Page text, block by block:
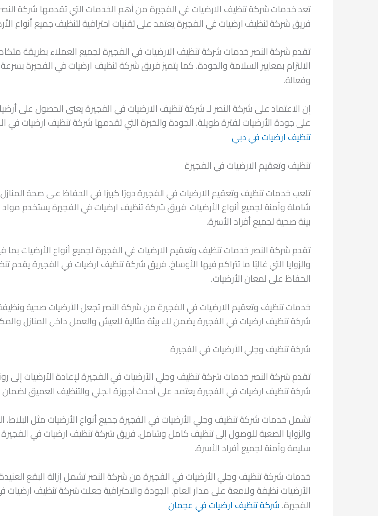
تعد خدمات شركة تنظيف الارضيات في الفجيرة من أهم الخدمات التي تقدمها شركة
فريق شركة تنظيف ارضيات في الفجيرة يعتمد على تقنيات احترافية لتنظيف جميع أنواع
تقدم شركة النصر خدمات شركة تنظيف الارضيات في الفجيرة لجميع العملاء بطريقة
الالتزام بمعايير السلامة والجودة. كما يتميز فريق شركة تنظيف ارضيات في الفجيرة
وفعالة.
إن الاعتماد على شركة النصر لـ شركة تنظيف الارضيات في الفجيرة يعني الحصول على
على جودة الأرضيات لفترة طويلة. الجودة والخبرة التي تقدمها شركة تنظيف ارضيات في
تنظيف ارضيات في دبي
تنظيف وتعقيم الارضيات في الفجيرة
تلعب خدمات تنظيف وتعقيم الارضيات في الفجيرة دورًا كبيرًا في الحفاظ على صحة
شاملة وآمنة لجميع أنواع الأرضيات. فريق شركة تنظيف ارضيات في الفجيرة يستخدم مواد
بيئة صحية لجميع أفراد الأسرة.
تقدم شركة النصر خدمات تنظيف وتعقيم الارضيات في الفجيرة لجميع أنواع الأرضيات بما
والزوايا التي غالبًا ما تتراكم فيها الأوساخ. فريق شركة تنظيف ارضيات في الفجيرة
الحفاظ على لمعان الأرضيات.
خدمات تنظيف وتعقيم الارضيات في الفجيرة من شركة النصر تجعل الأرضيات صحية
شركة تنظيف ارضيات في الفجيرة يضمن لك بيئة مثالية للعيش والعمل داخل المنازل
شركة تنظيف وجلي الأرضيات في الفجيرة
تقدم شركة النصر خدمات شركة تنظيف وجلي الأرضيات في الفجيرة لإعادة الأرضيات إلى
شركة تنظيف ارضيات في الفجيرة يعتمد على أحدث أجهزة الجلي والتنظيف العميق
تشمل خدمات شركة تنظيف وجلي الأرضيات في الفجيرة جميع أنواع الأرضيات مثل البلاط،
والزوايا الصعبة للوصول إلى تنظيف كامل وشامل. فريق شركة تنظيف ارضيات في الفجيرة
سليمة وآمنة لجميع أفراد الأسرة.
خدمات شركة تنظيف وجلي الأرضيات في الفجيرة من شركة النصر تشمل إزالة البقع
الأرضيات نظيفة ولامعة على مدار العام. الجودة والاحترافية جعلت شركة تنظيف ارضيات
الفجيرة.شركة تنظيف ارضيات في عجمان